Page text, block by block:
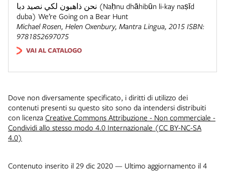
نحن ذاهبون لكي نصيد دبا (Naḥnu dhāhibūn li-kay naṣīd
duba) We’re Going on a Bear Hunt
Michael Rosen, Helen Oxenbury, Mantra Lingua, 2015 ISBN:
9781852697075
VAI AL CATALOGO
Dove non diversamente specificato, i diritti di utilizzo dei
contenuti presenti su questo sito sono da intendersi distribuiti
con licenza Creative Commons Attribuzione - Non commerciale -
Condividi allo stesso modo 4.0 Internazionale (CC BY-NC-SA
4.0)
Contenuto inserito il 29 dic 2020 — Ultimo aggiornamento il 4